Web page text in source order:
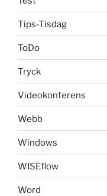
Tips-Tisdag
ToDo
Tryck
Videokonferens
Webb
Windows
WISEflow
Word